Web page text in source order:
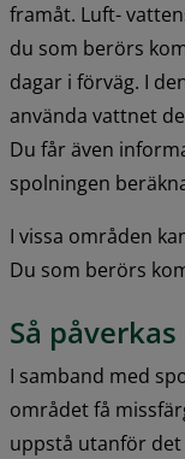
framåt. Luft-
du som berörs
dagar i förväg. I
använda vattnet
Du får även
spolningen
I vissa områden
Du som berörs
Så
I samband med
området få
uppstå utanför